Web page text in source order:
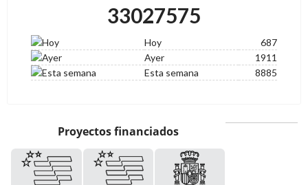
33027575
Hoy
687
Ayer
1911
Esta semana
8885
Proyectos financiados